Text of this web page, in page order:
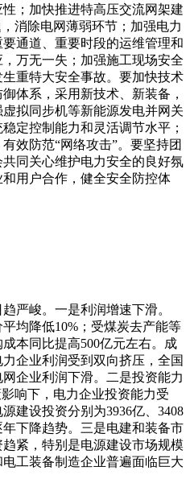
；加快推进特高压交流网架建
消除电网薄弱环节；加强电力
通道、重要时段的运维管理和
万无一失；加强施工现场安全
重特大安全事故。要加快技术
体系，采用新技术、新装备，
拟同步机等新能源发电并网关
定控制能力和灵活调节水平；
效防范“网络攻击”。要坚持团
同关心维护电力安全的良好氛
用户合作，健全安全防控体
严峻。一是利润增速下滑。
均降低10%；受煤炭去产能等
本同比提高500亿元左右。成
企业利润受到双向挤压，全国
企业利润下滑。二是投资能力
响下，电力企业投资能力受
建设投资分别为3936亿、3408
下降趋势。三是电建和装备市
紧，特别是电源建设市场规模
工装备制造企业普遍面临巨大